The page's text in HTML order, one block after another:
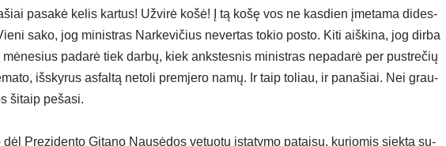
pa­sa­kė ke­lis kar­tus! Už­vi­rė ko­šė! Į tą ko­šę vos ne kas­dien įme­ta­ma di­des­
sa­ko, jog mi­nist­ras Nar­ke­vi­čius ne­ver­tas to­kio po­sto. Ki­ti aiš­ki­na, jog dir­ba
pa­da­rė tiek dar­bų, kiek anks­tes­nis mi­nist­ras ne­pa­da­rė per pust­re­čių
iš­sky­rus as­fal­tą ne­to­li prem­je­ro na­mų. Ir taip to­liau, ir pa­na­šiai. Nei grau­
ši­taip pe­ša­si.
Pre­zi­den­to Gi­ta­no Nau­sė­dos ve­tuo­tų įsta­ty­mo pa­tai­sų, ku­rio­mis siek­ta su­